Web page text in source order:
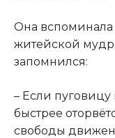
Она
житейской
запомнился:
– Если
быстрее
свободы